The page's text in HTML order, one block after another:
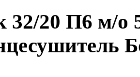
32/20 П6 м/о